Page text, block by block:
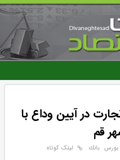
رفتن
محتوای
اصلی
در آیین وداع با
قم
بورس بانك
لینک کوتاه